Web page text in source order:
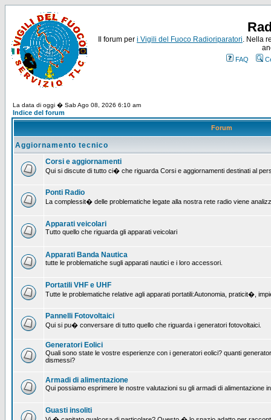
Il forum per i Vigili del Fuoco Radioriparatori. Nella
FAQ
La data di oggi � Sab Ago 08, 2026 6:10 am
Indice del forum
Forum
Aggiornamento tecnico
Corsi e aggiornamenti
Qui si discute di tutto ci� che riguarda Corsi e aggiornamenti destinati al
Ponti Radio
La complessit� delle problematiche legate alla nostra rete radio viene
Apparati veicolari
Tutto quello che riguarda gli apparati veicolari
Apparati Banda Nautica
tutte le problematiche sugli apparati nautici e i loro accessori.
Portatili VHF e UHF
Tutte le problematiche relative agli apparati portatili:Autonomia, praticit�,
Pannelli Fotovoltaici
Qui si pu� conversare di tutto quello che riguarda i generatori fotovoltaici.
Generatori Eolici
Quali sono state le vostre esperienze con i generatori eolici? quanti
dismessi?
Armadi di alimentazione
Qui possiamo esprimere le nostre valutazioni su gli armadi di alimentazione
Guasti insoliti